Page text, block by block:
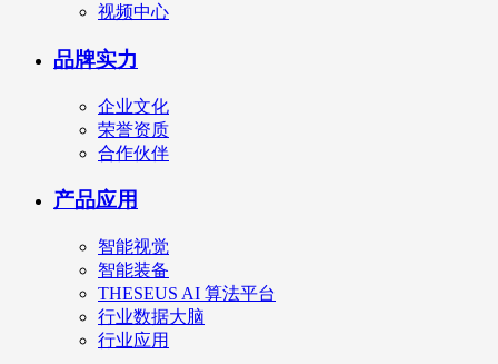
视频中心
品牌实力
企业文化
荣誉资质
合作伙伴
产品应用
智能视觉
智能装备
THESEUS AI 算法平台
行业数据大脑
行业应用